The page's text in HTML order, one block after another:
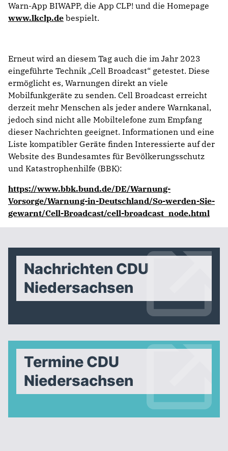
Warn-App BIWAPP, die App CLP! und die Homepage
www.lkclp.de bespielt.
Erneut wird an diesem Tag auch die im Jahr 2023
eingeführte Technik „Cell Broadcast“ getestet. Diese
ermöglicht es, Warnungen direkt an viele
Mobilfunkgeräte zu senden. Cell Broadcast erreicht
derzeit mehr Menschen als jeder andere Warnkanal,
jedoch sind nicht alle Mobiltelefone zum Empfang
dieser Nachrichten geeignet. Informationen und eine
Liste kompatibler Geräte finden Interessierte auf der
Website des Bundesamtes für Bevölkerungsschutz
und Katastrophenhilfe (BBK):
https://www.bbk.bund.de/DE/Warnung-
Vorsorge/Warnung-in-Deutschland/So-werden-Sie-
gewarnt/Cell-Broadcast/cell-broadcast_node.html
Nachrichten CDU
Niedersachsen
Termine CDU
Niedersachsen